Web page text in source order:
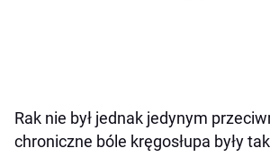
Rak nie był jednak jedynym
chroniczne bóle kręgosłupa były